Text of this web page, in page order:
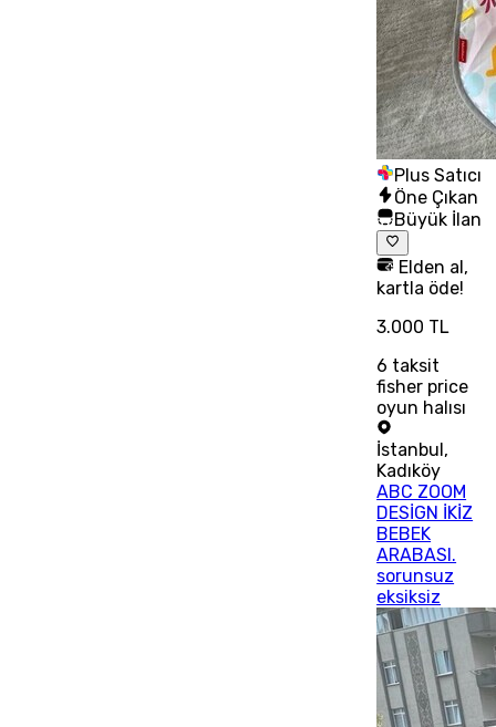
Plus Satıcı
Öne Çıkan
Büyük İlan
Elden al,
kartla öde!
3.000 TL
6 taksit
fisher price
oyun halısı
İstanbul,
Kadıköy
ABC ZOOM
DESİGN İKİZ
BEBEK
ARABASI.
sorunsuz
eksiksiz